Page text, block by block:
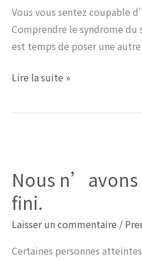
septembre.
Où
serez-
?
Vous vous sentez coupable
Comprendre le syndrome
est temps de poser une
Comment
après
revoir
?
Lire la suite »
Nous n’avons
fini.
Laisser un commentaire /
Certaines personnes